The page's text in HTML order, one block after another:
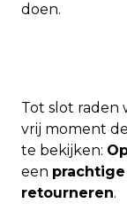
doen.
Tot slot raden
vrij moment
te bekijken:
een
retourneren.